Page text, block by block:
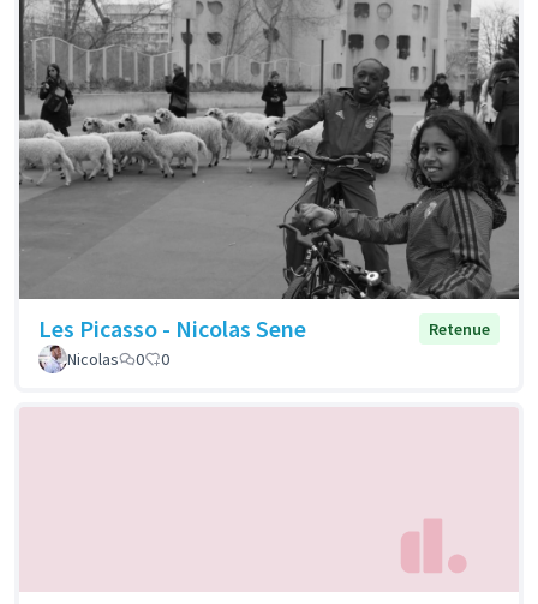
Les Picasso - Nicolas Sene
Retenue
Nicolas
0 0